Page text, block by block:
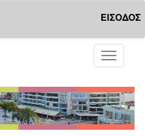
ΕΙΣΟΔΟΣ
Toggle